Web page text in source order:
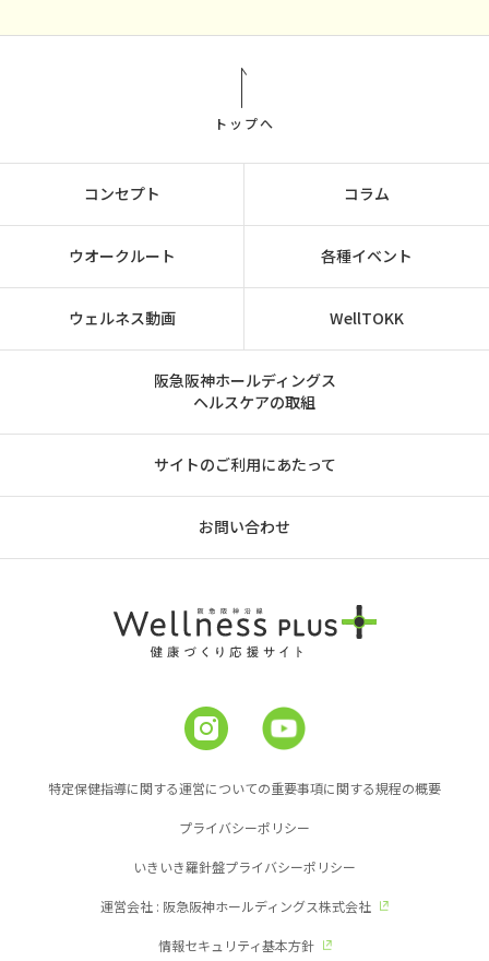
トップへ
コンセプト コラム
ウオークルート 各種イベント
ウェルネス動画 WellTOKK
阪急阪神ホールディングス
ヘルスケアの取組
サイトのご利用にあたって
お問い合わせ
特定保健指導に関する運営についての重要事項に関する規程の概要
プライバシーポリシー
いきいき羅針盤プライバシーポリシー
運営会社 : 阪急阪神ホールディングス株式会社
情報セキュリティ基本方針